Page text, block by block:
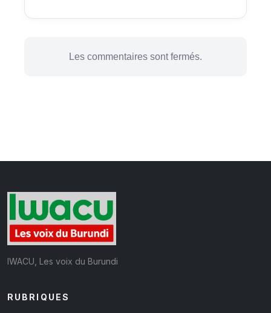
Les commentaires sont fermés.
IWACU, Les voix du Burundi
RUBRIQUES